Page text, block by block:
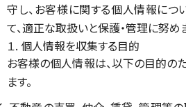
守し、お客様に関する個人情報につ
て、適正な取扱いと保護・管理に努め
１. 個人情報を収集する目的
お客様の個人情報は、以下の目的の
ます。